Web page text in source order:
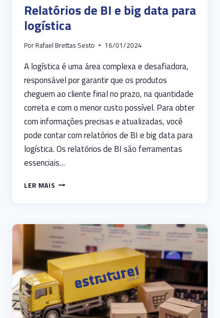
Relatórios de BI e big data para
logística
PorRafael Brettas Sesto 16/01/2024
A logística é uma área complexa e desafiadora,
responsável por garantir que os produtos
cheguem ao cliente final no prazo, na quantidade
correta e com o menor custo possível. Para obter
com informações precisas e atualizadas, você
pode contar com relatórios de BI e big data para
logística. Os relatórios de BI são ferramentas
essenciais…
LER MAIS RELATÓRIOS
BIG
DATA
PARA
LOGÍSTICA